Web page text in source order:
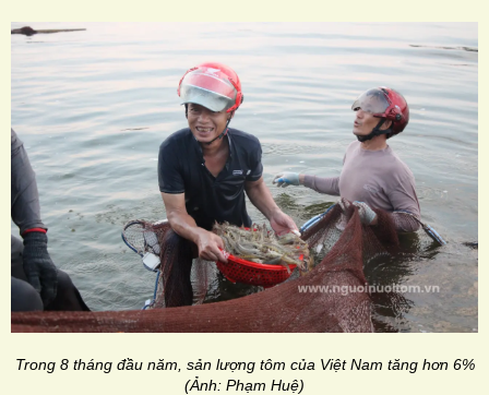
Trong 8 tháng đầu năm, sản lượng tôm của Việt Nam tăng hơn 6%
(Ảnh: Phạm Huệ)